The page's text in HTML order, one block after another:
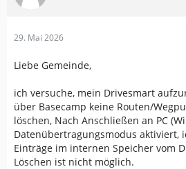
29. Mai 2026
Liebe Gemeinde,
ich versuche, mein Drivesmart
über Basecamp keine Routen/
löschen, Nach Anschließen an PC
Datenübertragungsmodus aktiviert,
Einträge im internen Speicher vom
Löschen ist nicht möglich.